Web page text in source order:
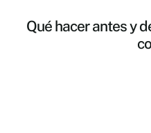
Qué hacer antes y